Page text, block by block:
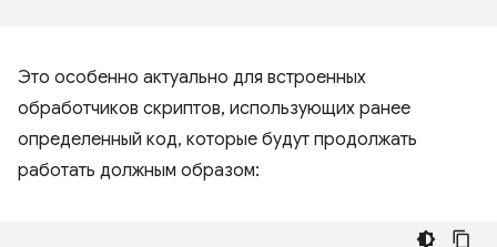
Это особенно актуально для встроенных
обработчиков скриптов, использующих ранее
определенный код, которые будут продолжать
работать должным образом: